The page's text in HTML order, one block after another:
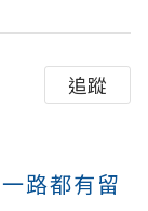
追蹤
路都有留